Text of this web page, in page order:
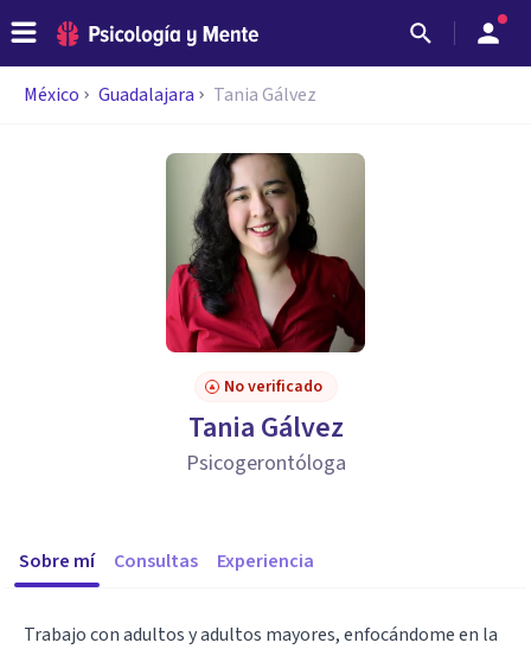
México Guadalajara Tania Gálvez
No verificado
Tania Gálvez
Psicogerontóloga
Sobre mí Consultas Experiencia
Trabajo con adultos y adultos mayores, enfocándome en la